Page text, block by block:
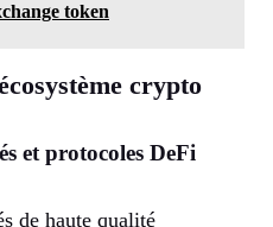
token
crypto
et protocoles DeFi
de haute qualité